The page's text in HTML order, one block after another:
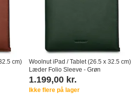
cm)
Woolnut iPad / Tablet (26.5 x 32.5 cm)
Læder Folio Sleeve - Grøn
1.199,00 kr.
Ikke flere på lager